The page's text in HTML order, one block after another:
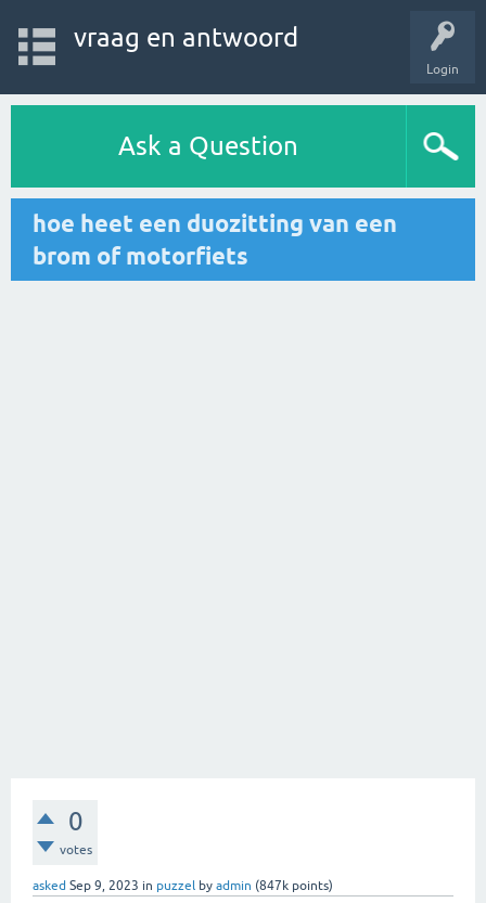
Login
vraag en antwoord
Ask a Question
hoe heet een duozitting van een
brom of motorfiets
0
votes
asked Sep 9, 2023 in puzzel by admin (847k points)